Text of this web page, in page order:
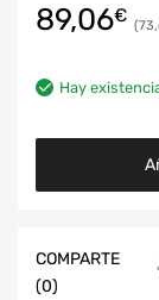
89,06€
Hay
COMPARTE
(0)